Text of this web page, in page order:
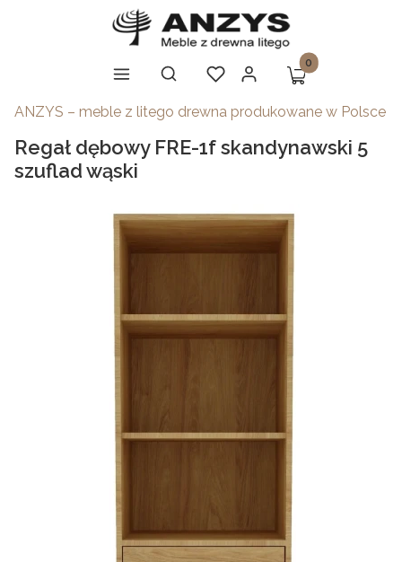
Menu Otwórz wyszukiwarkę
Szukaj UlubioneZaloguj sięProdukty w
Koszyk
ANZYS – meble z litego drewna produkowane w Polsce
Regał dębowy FRE-1f skandynawski 5
szuflad wąski